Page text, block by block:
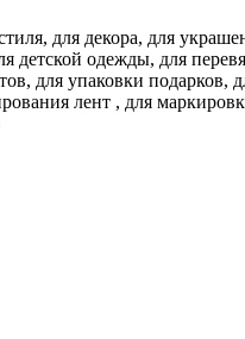
для декора, для
детской одежды, для
для упаковки подарков,
лент , для